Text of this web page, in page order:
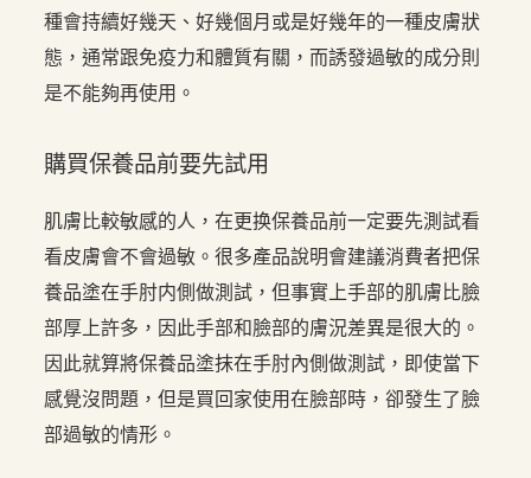
種會持續好幾天、好幾個月或是好幾年的一種皮膚狀
態，通常跟免疫力和體質有關，而誘發過敏的成分則
是不能夠再使用。
購買保養品前要先試用
肌膚比較敏感的人，在更换保養品前一定要先測試看
看皮膚會不會過敏。很多產品說明會建議消費者把保
養品塗在手肘内側做測試，但事實上手部的肌膚比臉
部厚上許多，因此手部和臉部的膚況差異是很大的。
因此就算將保養品塗抹在手肘內側做測試，即使當下
感覺沒問題，但是買回家使用在臉部時，卻發生了臉
部過敏的情形。